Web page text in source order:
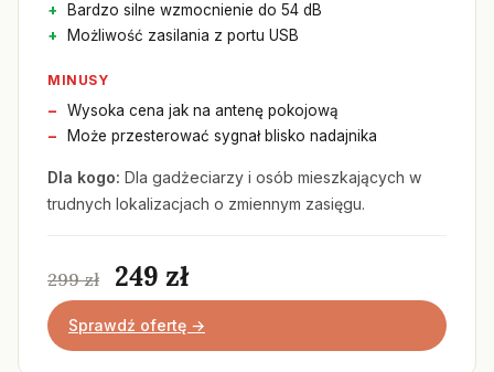
Bardzo silne wzmocnienie do 54 dB
Możliwość zasilania z portu USB
MINUSY
Wysoka cena jak na antenę pokojową
Może przesterować sygnał blisko nadajnika
Dla kogo: Dla gadżeciarzy i osób mieszkających w
trudnych lokalizacjach o zmiennym zasięgu.
299 zł 249 zł
Sprawdź ofertę →